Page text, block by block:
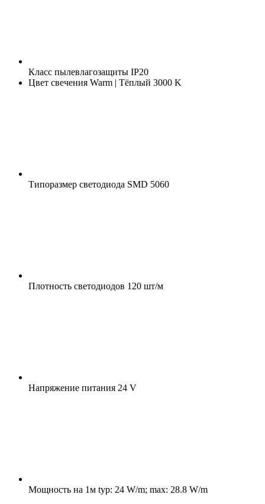
Класс пылевлагозащиты IP20
Цвет свечения Warm | Тёплый 3000 K
Типоразмер светодиода SMD 5060
Плотность светодиодов 120 шт/м
Напряжение питания 24 V
Мощность на 1м typ: 24 W/m; max: 28.8 W/m